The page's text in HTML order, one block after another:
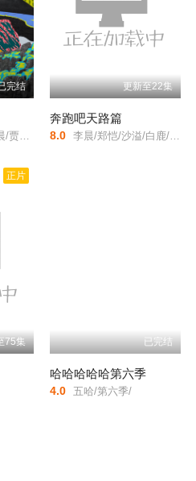
迅雷下载 小米路由
迅雷下载 小米路由
迅雷下载 小米路由
迅雷下载 小米路由
完结
/黄景瑜/
更新至22集
奔跑吧天路篇
8.0 李晨/郑恺/沙溢/白鹿/范丞丞/宋雨琦/时代少年团张真源/李昀锐/敖瑞鹏/翟子路/王楚然/徐志胜/沈羽洁/
正片
75集 已完结
哈哈哈哈哈第六季
4.0 五哈/第六季/